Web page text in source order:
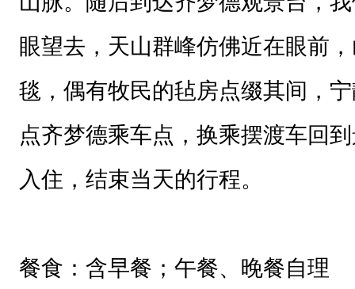
眼望去，天山群峰仿佛近在眼前
毯，偶有牧民的毡房点缀其间，
点齐梦德乘车点，换乘摆渡车回
入住，结束当天的行程。
餐食：含早餐；午餐、晚餐自理